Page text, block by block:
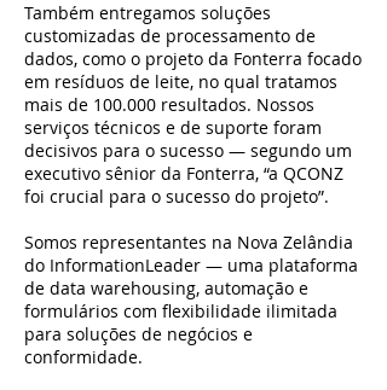
Também entregamos soluções
customizadas de processamento de
dados, como o projeto da Fonterra focado
em resíduos de leite, no qual tratamos
mais de 100.000 resultados. Nossos
serviços técnicos e de suporte foram
decisivos para o sucesso — segundo um
executivo sênior da Fonterra, “a QCONZ
foi crucial para o sucesso do projeto”.
Somos representantes na Nova Zelândia
do InformationLeader — uma plataforma
de data warehousing, automação e
formulários com flexibilidade ilimitada
para soluções de negócios e
conformidade.